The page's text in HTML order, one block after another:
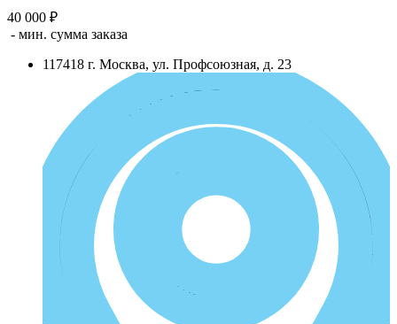
40 000 ₽
- мин. сумма заказа
117418 г. Москва, ул. Профсоюзная, д. 23